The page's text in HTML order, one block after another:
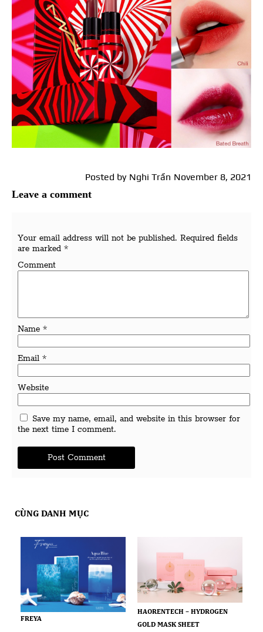
Posted by Nghi Trần November 8, 2021
Leave a comment
Your email address will not be published. Required fields
are marked *
Comment
Name *
Email *
Website
Save my name, email, and website in this browser for
the next time I comment.
CÙNG DANH MỤC
FREYA
HAORENTECH – HYDROGEN
GOLD MASK SHEET